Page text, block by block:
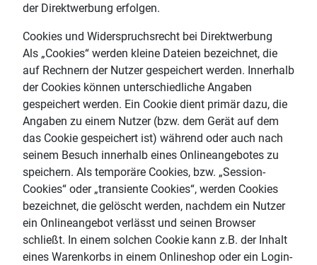
der Direktwerbung erfolgen.
Cookies und Widerspruchsrecht bei Direktwerbung
Als „Cookies“ werden kleine Dateien bezeichnet, die
auf Rechnern der Nutzer gespeichert werden. Innerhalb
der Cookies können unterschiedliche Angaben
gespeichert werden. Ein Cookie dient primär dazu, die
Angaben zu einem Nutzer (bzw. dem Gerät auf dem
das Cookie gespeichert ist) während oder auch nach
seinem Besuch innerhalb eines Onlineangebotes zu
speichern. Als temporäre Cookies, bzw. „Session-
Cookies“ oder „transiente Cookies“, werden Cookies
bezeichnet, die gelöscht werden, nachdem ein Nutzer
ein Onlineangebot verlässt und seinen Browser
schließt. In einem solchen Cookie kann z.B. der Inhalt
eines Warenkorbs in einem Onlineshop oder ein Login-